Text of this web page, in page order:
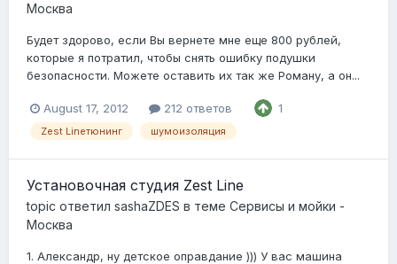
Москва
Будет здорово, если Вы вернете мне еще 800 рублей,
которые я потратил, чтобы снять ошибку подушки
безопасности. Можете оставить их так же Роману, а он...
August 17, 2012 212 ответов 1
Zest Lineтюнинг шумоизоляция
Установочная студия Zest Line
topic ответил sashaZDES в теме Сервисы и мойки -
Москва
1. Александр, ну детское оправдание ))) У вас машина